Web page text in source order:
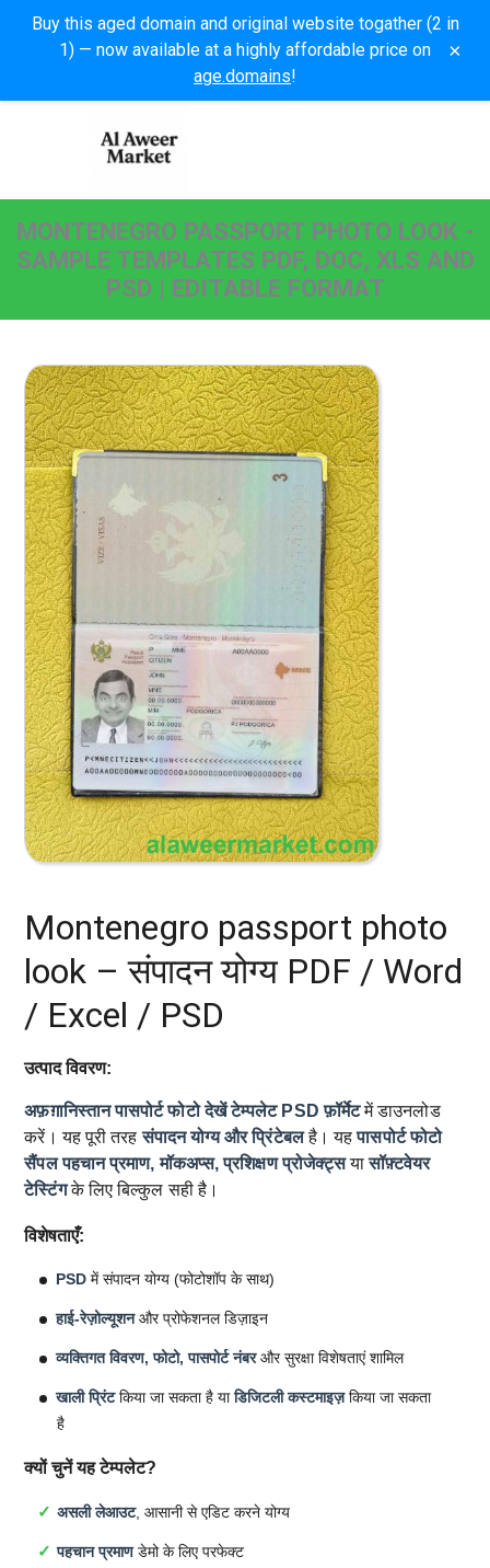
Buy this aged domain and original website togather (2 in
1) — now available at a highly affordable price on
age.domains!
×
MONTENEGRO PASSPORT PHOTO LOOK -
SAMPLE TEMPLATES PDF, DOC, XLS AND
PSD | EDITABLE FORMAT
Montenegro passport photo
look – संपादन योग्य PDF / Word
/ Excel / PSD
उत्पाद विवरण:
अफ़ग़ानिस्तान पासपोर्ट फोटो देखें टेम्पलेट PSD फ़ॉर्मेटमें डाउनलोड
करें। यह पूरी तरहसंपादन योग्य और प्रिंटेबलहै। यहपासपोर्ट फोटो
सैंपल पहचान प्रमाण, मॉकअप्स, प्रशिक्षण प्रोजेक्ट्सयासॉफ़्टवेयर
टेस्टिंगके लिए बिल्कुल सही है।
विशेषताएँ:
PSD में संपादन योग्य (फोटोशॉप के साथ)
हाई-रेज़ोल्यूशनऔर प्रोफेशनल डिज़ाइन
व्यक्तिगत विवरण, फोटो, पासपोर्ट नंबरऔर सुरक्षा विशेषताएं शामिल
खाली प्रिंटकिया जा सकता है याडिजिटली कस्टमाइज़किया जा सकता
है
क्यों चुनें यह टेम्पलेट?
असली लेआउट, आसानी से एडिट करने योग्य
पहचान प्रमाणडेमो के लिए परफेक्ट